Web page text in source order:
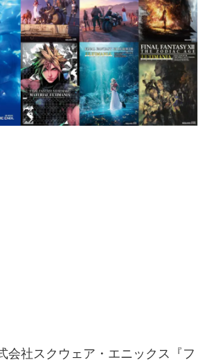
バイルゲーム産業史
バイルゲーム史における主要なトピック・タイト
するほか、開発者へのインタビューや識者による
載。約20年の歴史が一望できる決定版！
いたり〜ゲームクリエイターの青春〜
ケ』『ペンと箸』等で知られるマンガ家・田中圭
よるゲーム業界レポートマンガです。
ゲームは面白い？
会社スクウェア・エニックス『フ